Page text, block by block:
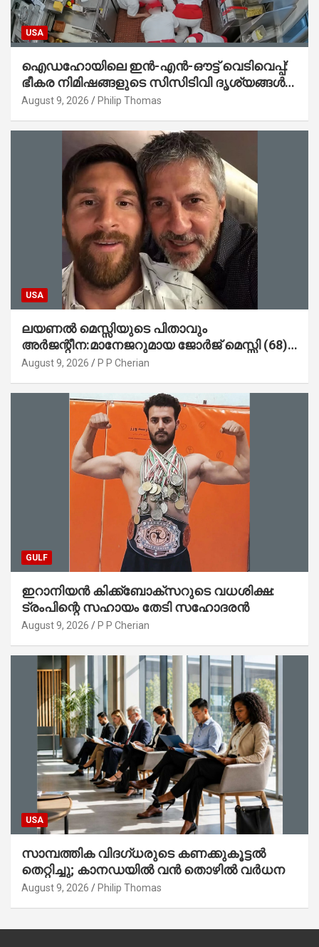
USA
ഐഡഹോയിലെ ഇൻ-എൻ-ഔട്ട് വെടിവെപ്പ്:
ഭീകര നിമിഷങ്ങളുടെ സിസിടിവി ദൃശ്യങ്ങൾ
പുറത്ത്; ആക്രമണത്തിന് പിന്നിലെ കാരണം
August 9, 2026 Philip Thomas
USA
ലയണൽ മെസ്സിയുടെ പിതാവും
അർജന്റീന:മാനേജറുമായ ജോർജ് മെസ്സി (68)
അന്തരിച്ചു
August 9, 2026 P P Cherian
GULF
ഇറാനിയൻ കിക്ക്ബോക്സറുടെ വധശിക്ഷ:
ട്രംപിന്റെ സഹായം തേടി സഹോദരൻ
August 9, 2026 P P Cherian
USA
സാമ്പത്തിക വിദഗ്ധരുടെ കണക്കുകൂട്ടൽ
തെറ്റിച്ചു; കാനഡയിൽ വൻ തൊഴിൽ വർധന
August 9, 2026 Philip Thomas